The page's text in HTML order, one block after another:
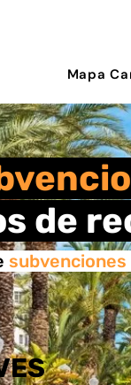
Mapa
de
subvenciones